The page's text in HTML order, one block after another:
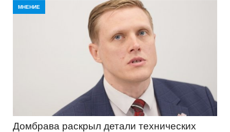
МНЕНИЕ
Домбравa раскрыл детали технических